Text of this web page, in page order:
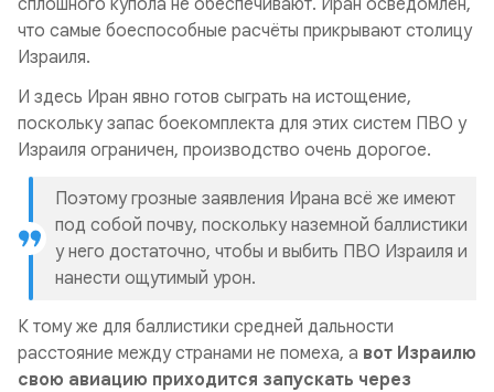
сплошного купола не обеспечивают. Иран осведомлен,
что самые боеспособные расчёты прикрывают столицу
Израиля.
И здесь Иран явно готов сыграть на истощение,
поскольку запас боекомплекта для этих систем ПВО у
Израиля ограничен, производство очень дорогое.
Поэтому грозные заявления Ирана всё же имеют
под собой почву, поскольку наземной баллистики
у него достаточно, чтобы и выбить ПВО Израиля и
нанести ощутимый урон.
К тому же для баллистики средней дальности
расстояние между странами не помеха, а вот Израилю
свою авиацию приходится запускать через